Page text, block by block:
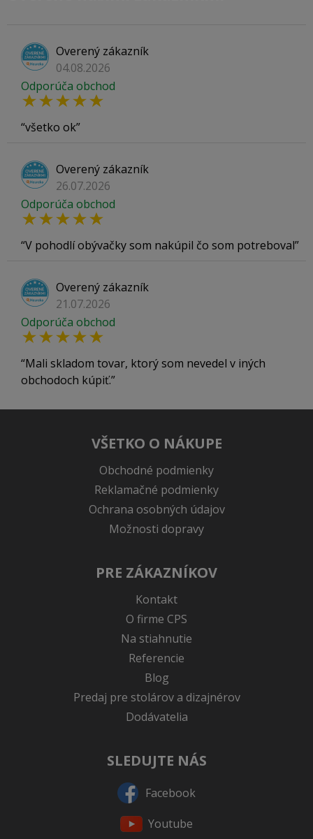
Overený zákazník
04.08.2026
Odporúča obchod
všetko ok
Overený zákazník
26.07.2026
Odporúča obchod
V pohodlí obývačky som nakúpil čo som potreboval
Overený zákazník
21.07.2026
Odporúča obchod
Mali skladom tovar, ktorý som nevedel v iných
obchodoch kúpiť.
VŠETKO O NÁKUPE
Obchodné podmienky
Reklamačné podmienky
Ochrana osobných údajov
Možnosti dopravy
PRE ZÁKAZNÍKOV
Kontakt
O firme CPS
Na stiahnutie
Referencie
Blog
Predaj pre stolárov a dizajnérov
Dodávatelia
SLEDUJTE NÁS
Facebook
Youtube